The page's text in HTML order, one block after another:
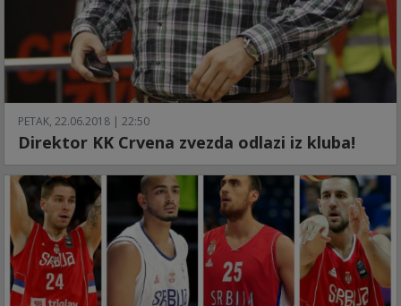
PETAK, 22.06.2018 | 22:50
Direktor KK Crvena zvezda odlazi iz kluba!